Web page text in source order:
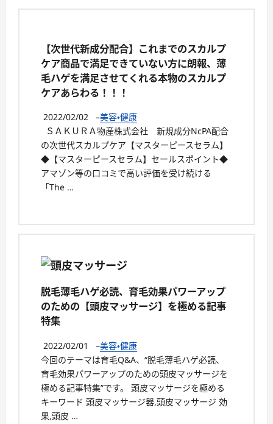
【次世代新成分配合】これまでのスカルプ
ケア商品で満足できていない方に朗報、薄
毛ハゲを満足させてくれる本物のスカルプ
ケアあらわる！！！
2022/02/02 –美容・健康
ＳＡＫＵＲＡ物産株式会社 新規成分NcPA配合
の次世代スカルプケア【マスターピースセラム】
◆【マスターピースセラム】セールスポイント◆
アマゾン等の口コミで高い評価を受け続ける
「The …
脱毛薄毛ハゲ必読、育毛効果パワーアップ
のための【頭皮マッサージ】を極める記事
特集
2022/02/01 –美容・健康
今回のテーマは育毛Q&A、“脱毛薄毛ハゲ必読、
育毛効果パワーアップのための頭皮マッサージを
極める記事特集”です。 頭皮マッサージを極める
キーワード 頭皮マッサージ器,頭皮マッサージ 効
果,頭皮 …